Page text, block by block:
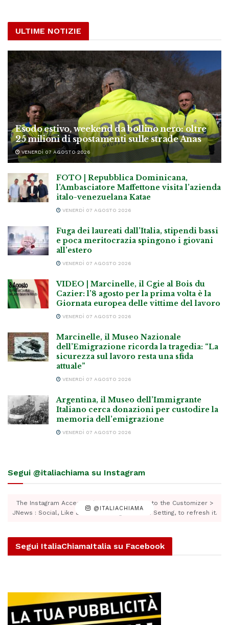
ULTIME NOTIZIE
Esodo estivo, weekend da bollino nero: oltre
25 milioni di spostamenti sulle strade Anas
VENERDÌ 07 AGOSTO 2026
FOTO | Repubblica Dominicana,
l’Ambasciatore Maffettone visita l’azienda
italo-venezuelana Katae
VENERDÌ 07 AGOSTO 2026
Fuga dei laureati dall’Italia, stipendi bassi
e poca meritocrazia spingono i giovani
all’estero
VENERDÌ 07 AGOSTO 2026
VIDEO | Marcinelle, il Cgie al Bois du
Cazier: l’8 agosto per la prima volta è la
Giornata europea delle vittime del lavoro
VENERDÌ 07 AGOSTO 2026
Marcinelle, il Museo Nazionale
dell’Emigrazione ricorda la tragedia: “La
sicurezza sul lavoro resta una sfida
attuale”
VENERDÌ 07 AGOSTO 2026
Argentina, il Museo dell’Immigrante
Italiano cerca donazioni per custodire la
memoria dell’emigrazione
VENERDÌ 07 AGOSTO 2026
Segui @italiachiama su Instagram
@ITALIACHIAMA
The Instagram Access Token is expired, Go to the Customizer >
JNews : Social, Like & View > Instagram Feed Setting, to refresh it.
Segui ItaliaChiamaItalia su Facebook